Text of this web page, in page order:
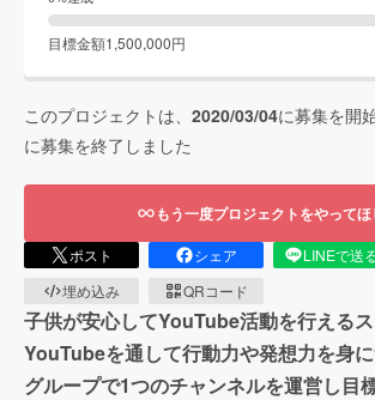
目標金額1,500,000円
このプロジェクトは、 2020/03/04に募集を開
に募集を終了しました
もう一度プロジェクトをやって
ポスト シェア LINEで送
埋め込み
QRコード
子供が安心してYouTube活動を行えるス
YouTubeを通して行動力や発想力を身に
グループで1つのチャンネルを運営し目